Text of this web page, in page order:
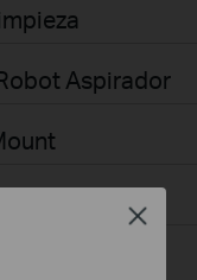
Aspirador
Close